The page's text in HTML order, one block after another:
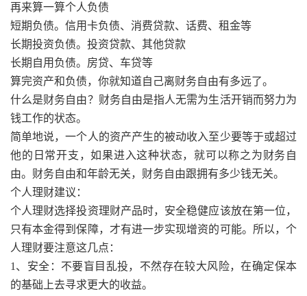
再来算一算个人负债
短期负债。信用卡负债、消费贷款、话费、租金等
长期投资负债。投资贷款、其他贷款
长期自用负债。房贷、车贷等
算完资产和负债，你就知道自己离财务自由有多远了。
什么是财务自由？财务自由是指人无需为生活开销而努力为
钱工作的状态。
简单地说，一个人的资产产生的被动收入至少要等于或超过
他的日常开支，如果进入这种状态，就可以称之为财务自
由。财务自由和年龄无关，财务自由跟拥有多少钱无关。
个人理财建议：
个人理财选择投资理财产品时，安全稳健应该放在第一位，
只有本金得到保障，才有进一步实现增资的可能。所以，个
人理财要注意这几点：
1、安全：不要盲目乱投，不然存在较大风险，在确定保本
的基础上去寻求更大的收益。